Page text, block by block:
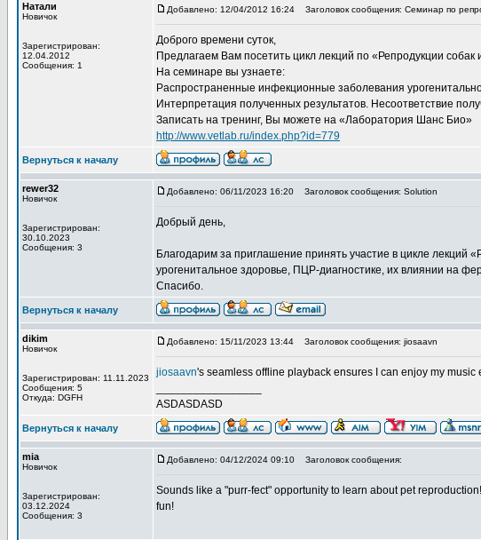
Натали
Новичок
Зарегистрирован:
12.04.2012
Сообщения: 1
Добавлено: 12/04/2012 16:24 Заголовок сообщения: Семинар по
Доброго времени суток,
Предлагаем Вам посетить цикл лекций по «Репродукции
На семинаре вы узнаете:
Распространенные инфекционные заболевания
Интерпретация полученных результатов. Несоответствие
Записать на тренинг, Вы можете на «Лаборатория Шанс Био»
http://www.vetlab.ru/index.php?id=779
Вернуться к началу
rewer32
Новичок
Зарегистрирован:
30.10.2023
Сообщения: 3
Добавлено: 06/11/2023 16:20 Заголовок сообщения: Solution
Добрый день,
Благодарим за приглашение принять участие в цикле
урогенитальное здоровье, ПЦР-диагностике, их влиянии на
Спасибо.
Вернуться к началу
dikim
Новичок
Зарегистрирован: 11.11.2023
Сообщения: 5
Откуда: DGFH
Добавлено: 15/11/2023 13:44 Заголовок сообщения: jiosaavn
jiosaavn's seamless offline playback ensures I can enjoy my
ASDASDASD
Вернуться к началу
mia
Новичок
Зарегистрирован:
03.12.2024
Сообщения: 3
Добавлено: 04/12/2024 09:10 Заголовок сообщения:
Sounds like a "purr-fect" opportunity to learn about pet reproduction!
fun!